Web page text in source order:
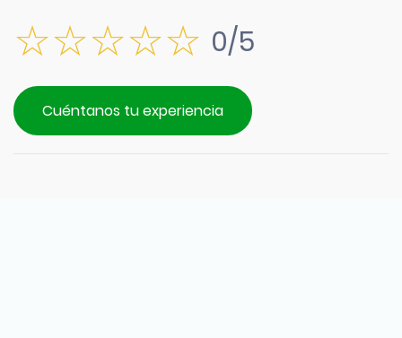
0/5
Cuéntanos tu experiencia